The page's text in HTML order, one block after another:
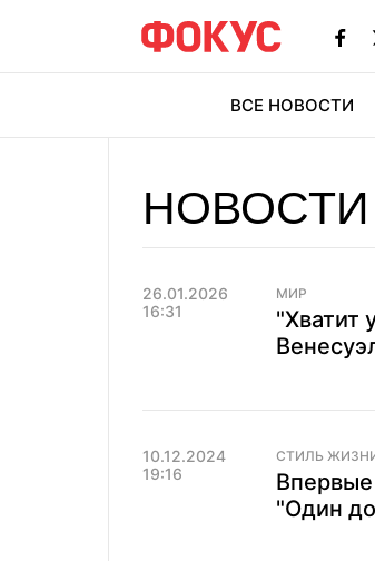
ВСЕ НОВОСТИ
26.01.2026
16:31
МИР
"Хватит
10.12.2024
19:16
СТИЛЬ
Впервые
"Один